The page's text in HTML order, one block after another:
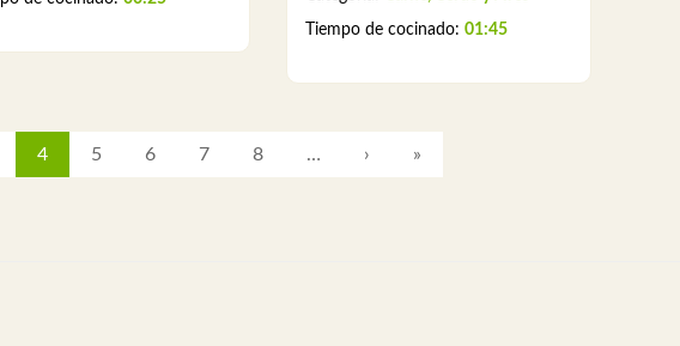
Tiempo de cocinado: 01:45
4 5 6 7 8 … › »